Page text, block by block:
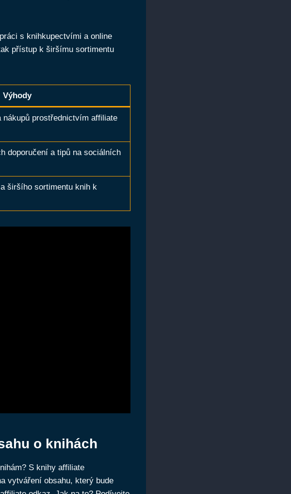
s knihkupectvími a online
přístup k širšímu sortimentu
Výhody
prostřednictvím affiliate
doporučení a tipů na sociálních
širšího sortimentu knih k
o knihách
S knihy affiliate
vytváření obsahu, který bude